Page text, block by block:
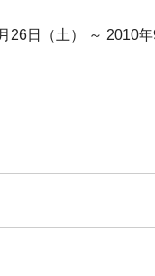
26日（土） ～ 2010年